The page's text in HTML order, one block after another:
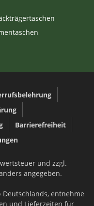
Barrierefreiheit
und zzgl.
angegeben.
entnehme
und Lieferzeiten für